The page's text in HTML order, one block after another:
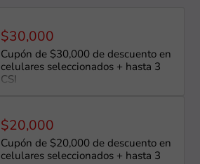
$30,000
Cupón de $30,000 de descuento en
celulares seleccionados + hasta 3
CSI
$20,000
Cupón de $20,000 de descuento en
celulares seleccionados + hasta 3